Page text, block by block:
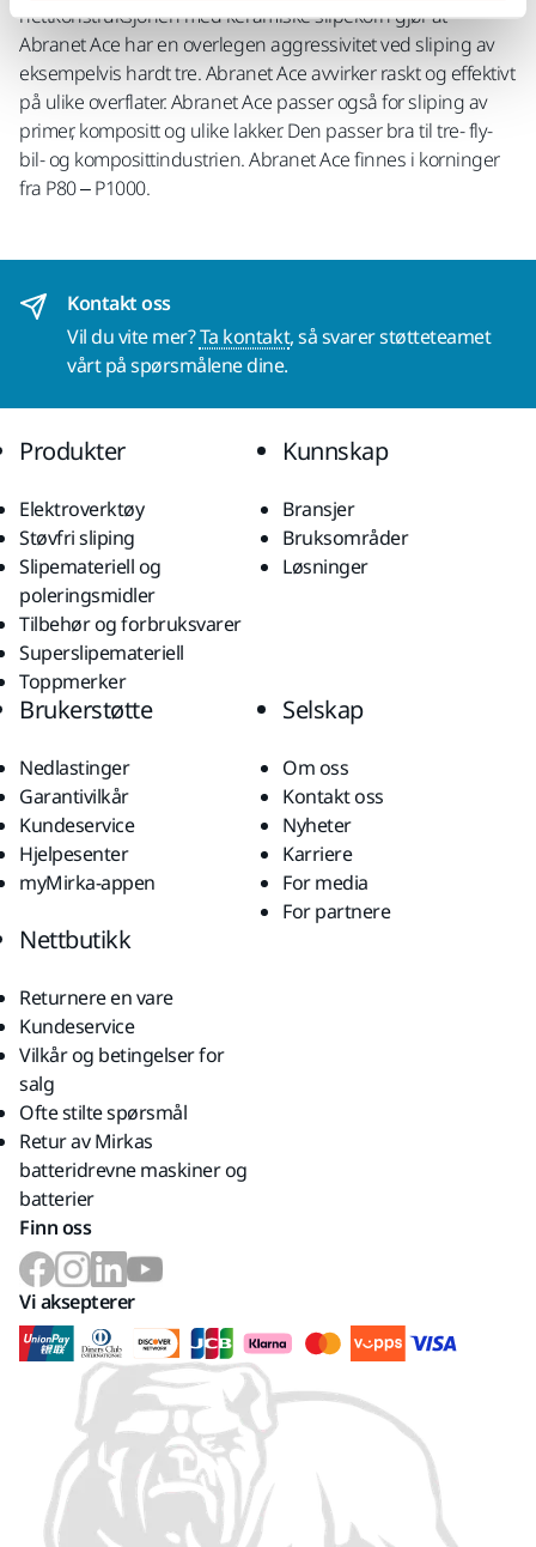
nettkonstruksjonen med keramiske slipekorn gjør at
Abranet Ace har en overlegen aggressivitet ved sliping av
eksempelvis hardt tre. Abranet Ace avvirker raskt og effektivt
på ulike overflater. Abranet Ace passer også for sliping av
primer, kompositt og ulike lakker. Den passer bra til tre- fly-
bil- og komposittindustrien. Abranet Ace finnes i korninger
fra P80 – P1000.
Kontakt oss
Vil du vite mer?Ta kontakt, så svarer støtteteamet
vårt på spørsmålene dine.
Produkter
Elektroverktøy
Støvfri sliping
Slipemateriell og
poleringsmidler
Tilbehør og forbruksvarer
Superslipemateriell
Toppmerker
Kunnskap
Bransjer
Bruksområder
Løsninger
Brukerstøtte
Nedlastinger
Garantivilkår
Kundeservice
Hjelpesenter
myMirka-appen
Selskap
Om oss
Kontakt oss
Nyheter
Karriere
For media
For partnere
Nettbutikk
Returnere en vare
Kundeservice
Vilkår og betingelser for
salg
Ofte stilte spørsmål
Retur av Mirkas
batteridrevne maskiner og
batterier
Finn oss
Vi aksepterer